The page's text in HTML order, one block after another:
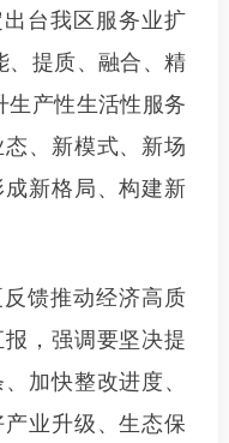
台我区服务业扩
、提质、融合、精
生产性生活性服务
、新模式、新场
新格局、构建新
馈推动经济高质
，强调要坚决提
加快整改进度、
业升级、生态保